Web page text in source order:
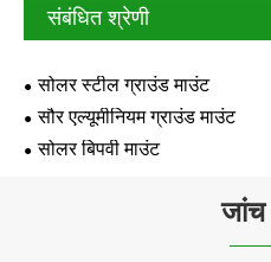
संबंधित श्रेणी
सोलर स्टील ग्राउंड माउंट
सौर एल्यूमीनियम ग्राउंड माउंट
सोलर बिपवी माउंट